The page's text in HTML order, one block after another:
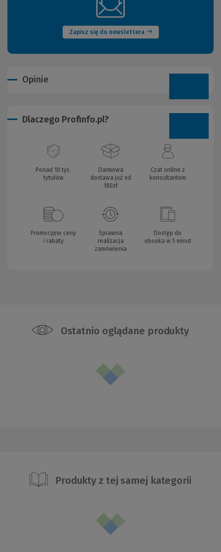
Zapisz się do newslettera
(Nowe
okno)
Opinie
Dlaczego Profinfo.pl?
Ponad 10 tys.
tytułów
Darmowa
dostawa już od
180zł
Czat online z
konsultantem
Promocyjne ceny
i rabaty
Sprawna
realizacja
zamówienia
Dostęp do
ebooka w 5 minut
Ostatnio oglądane produkty
Produkty z tej samej kategorii